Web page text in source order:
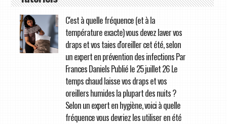
C'est à quelle fréquence (et à la
température exacte) vous devez laver vos
draps et vos taies d'oreiller cet été, selon
un expert en prévention des infections Par
Frances Daniels Publié le 25 juillet 26 Le
temps chaud laisse vos draps et vos
oreillers humides la plupart des nuits ?
Selon un expert en hygiène, voici à quelle
fréquence vous devriez les utiliser en été